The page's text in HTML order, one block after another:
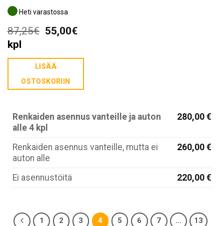
Heti varastossa
87,25€ Alkuperäinen
oli:
87,25€.
55,00€Nykyinen
on:
kpl
LISÄÄ
OSTOSKORIIN
Renkaiden asennus vanteille ja auton
alle 4 kpl
280,00 €
Renkaiden asennus vanteille, mutta ei
auton alle
260,00 €
Ei asennustöitä 220,00 €
1 2 3 4 5 6 7 …
13